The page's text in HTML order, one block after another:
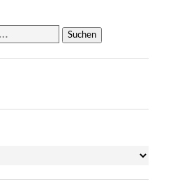
Suchen